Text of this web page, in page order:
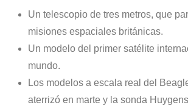
Un telescopio de tres metros, que
misiones espaciales británicas.
Un modelo del primer satélite
mundo.
Los modelos a escala real del
aterrizó en marte y la sonda